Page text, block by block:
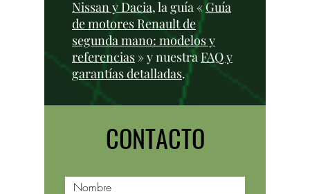
Nissan y Dacia, la guía «Guía
de motores Renault de
segunda mano: modelos y
referencias » y nuestraFAQ y
garantías detalladas.
CONTACTO